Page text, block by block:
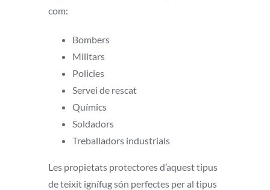
com:
Bombers
Militars
Policies
Servei de rescat
Químics
Soldadors
Treballadors industrials
Les propietats protectores d’aquest tipus
de teixit ignífug són perfectes per al tipus